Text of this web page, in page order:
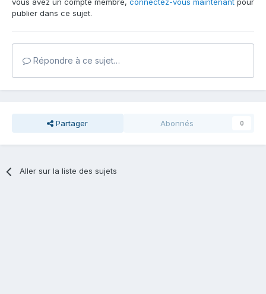
vous avez un compte membre, connectez-vous maintenant pour
publier dans ce sujet.
Répondre à ce sujet…
Partager Abonnés 0
Aller sur la liste des sujets